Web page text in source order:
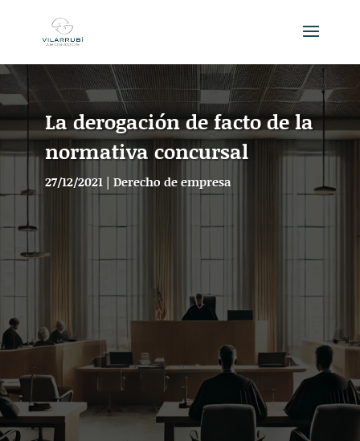
La derogación de facto de la
normativa concursal
27/12/2021 | Derecho de empresa